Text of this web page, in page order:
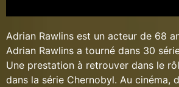
Adrian Rawlins est un acteur de 68
Adrian Rawlins a tourné dans 30
Une prestation à retrouver dans le
dans la série Chernobyl. Au cinéma,